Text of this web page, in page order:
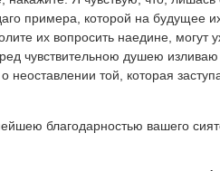
примера, которой на будущее
их вопросить наедине, могут
чувствительною душею
той, которая
благодарностью вашего